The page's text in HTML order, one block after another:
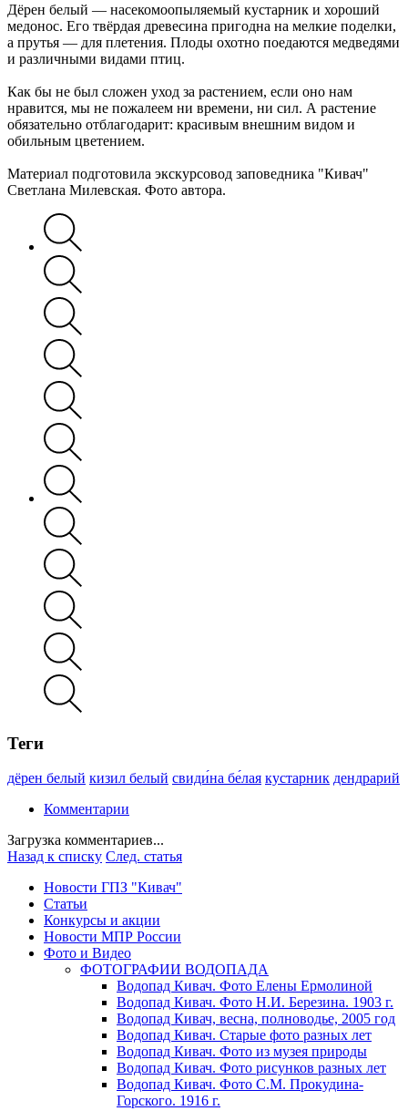
Дёрен белый — насекомоопыляемый кустарник и хороший
медонос. Его твёрдая древесина пригодна на мелкие поделки,
а прутья — для плетения. Плоды охотно поедаются медведями
и различными видами птиц.
Как бы не был сложен уход за растением, если оно нам
нравится, мы не пожалеем ни времени, ни сил. А растение
обязательно отблагодарит: красивым внешним видом и
обильным цветением.
Материал подготовила экскурсовод заповедника "Кивач"
Светлана Милевская. Фото автора.
Теги
дёрен белый кизил белый свиди́на бе́лая кустарник дендрарий
Комментарии
Загрузка комментариев...
Назад к списку След. статья
Новости ГПЗ "Кивач"
Статьи
Конкурсы и акции
Новости МПР России
Фото и Видео
ФОТОГРАФИИ ВОДОПАДА
Водопад Кивач. Фото Елены Ермолиной
Водопад Кивач. Фото Н.И. Березина. 1903 г.
Водопад Кивач, весна, полноводье, 2005 год
Водопад Кивач. Старые фото разных лет
Водопад Кивач. Фото из музея природы
Водопад Кивач. Фото рисунков разных лет
Водопад Кивач. Фото С.М. Прокудина-
Горского. 1916 г.